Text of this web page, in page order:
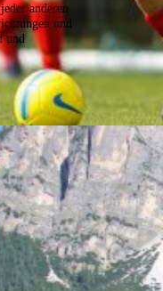
anderen
und
und